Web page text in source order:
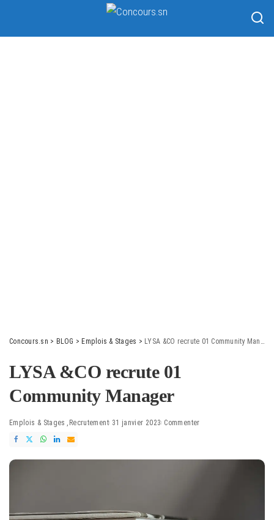
Concours.sn > BLOG > Emplois & Stages > LYSA &CO recrute 01 Community Manager
LYSA &CO recrute 01
Community Manager
Emplois & Stages Recrutement 31 janvier 2023 Commenter